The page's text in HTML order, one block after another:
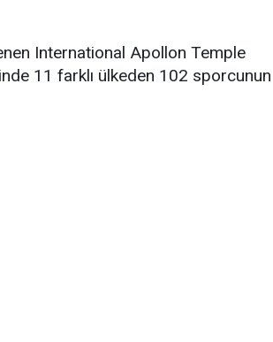
International Apollon Temple
11 farklı ülkeden 102 sporcunun